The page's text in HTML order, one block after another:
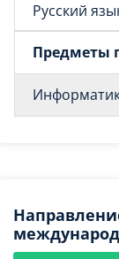
Русский
Предметы